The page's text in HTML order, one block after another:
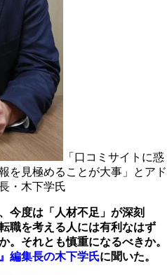
「口コミサイトに惑
を見極めることが大事」とアド
・木下学氏
今度は「人材不足」が深刻
職を考える人には有利なはず
。それとも慎重になるべきか。
編集長の木下学氏に聞いた。